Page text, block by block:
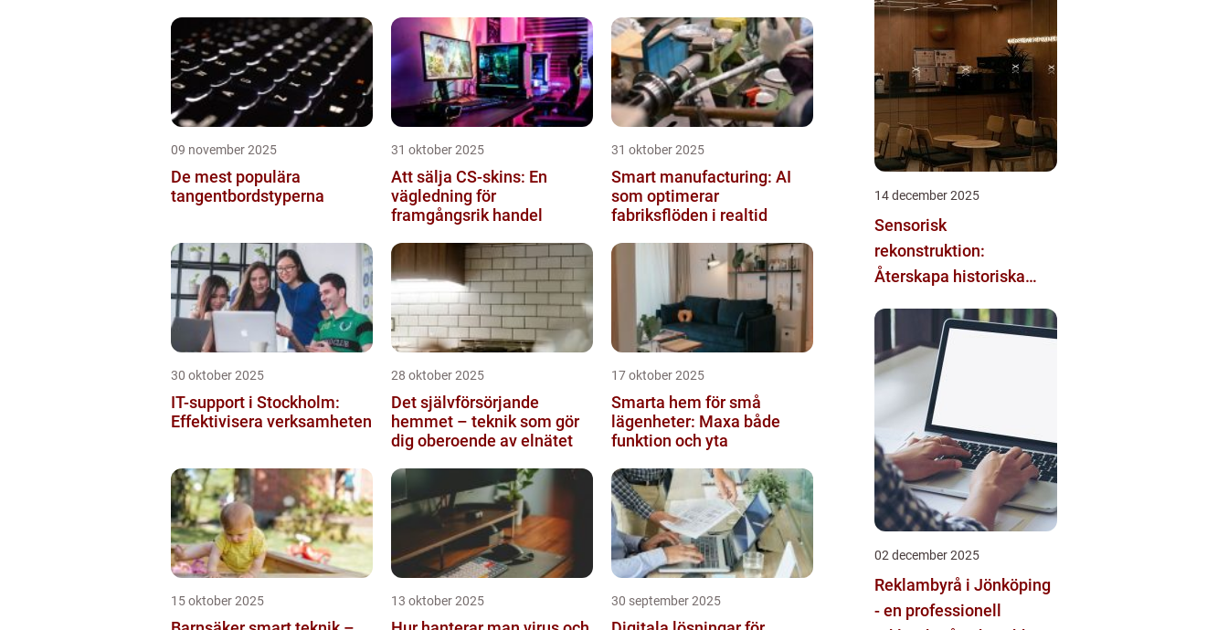
09 november 2025
De mest populära
tangentbordstyperna
31 oktober 2025
Att sälja CS-skins: En
vägledning för
framgångsrik handel
31 oktober 2025
Smart manufacturing: AI
som optimerar
fabriksflöden i realtid
30 oktober 2025
IT-support i Stockholm:
Effektivisera verksamheten
28 oktober 2025
Det självförsörjande
hemmet – teknik som gör
dig oberoende av elnätet
17 oktober 2025
Smarta hem för små
lägenheter: Maxa både
funktion och yta
15 oktober 2025 13 oktober 2025 30 september 2025
14 december 2025
Sensorisk
rekonstruktion:
Återskapa historiska
multimodala AI
02 december 2025
Reklambyrå i Jönköping
- en professionell